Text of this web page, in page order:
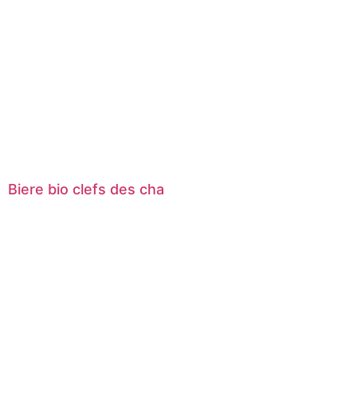
Biere bio clefs des cha